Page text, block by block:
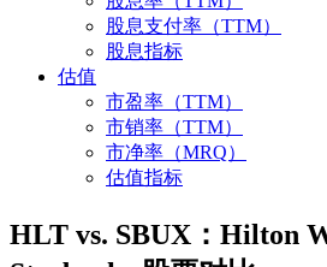
股息支付率（TTM）
股息指标
估值
市盈率（TTM）
市销率（TTM）
市净率（MRQ）
估值指标
HLT vs. SBUX：Hilton